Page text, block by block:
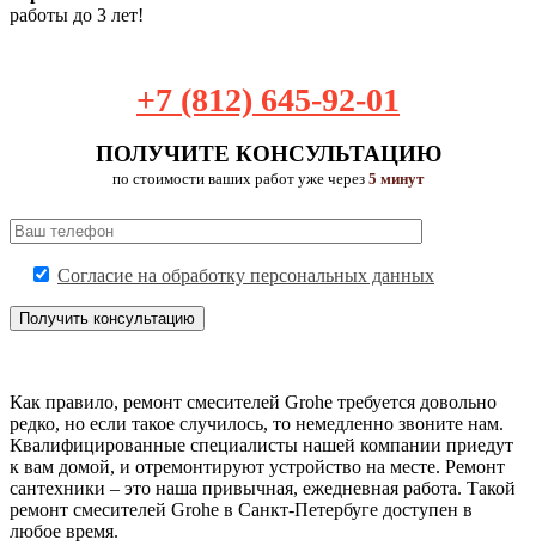
работы до 3 лет!
+7 (812) 645-92-01
ПОЛУЧИТЕ КОНСУЛЬТАЦИЮ
по стоимости ваших работ уже через 5 минут
Согласие на обработку персональных данных
Как правило, ремонт смесителей Grohe требуется довольно
редко, но если такое случилось, то немедленно звоните нам.
Квалифицированные специалисты нашей компании приедут
к вам домой, и отремонтируют устройство на месте. Ремонт
сантехники – это наша привычная, ежедневная работа. Такой
ремонт смесителей Grohe в Санкт-Петербуге доступен в
любое время.